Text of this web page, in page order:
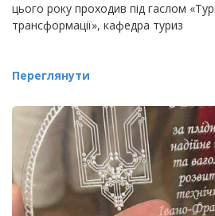
цього року проходив під гаслом
трансформації», кафедра туриз
Переглянути